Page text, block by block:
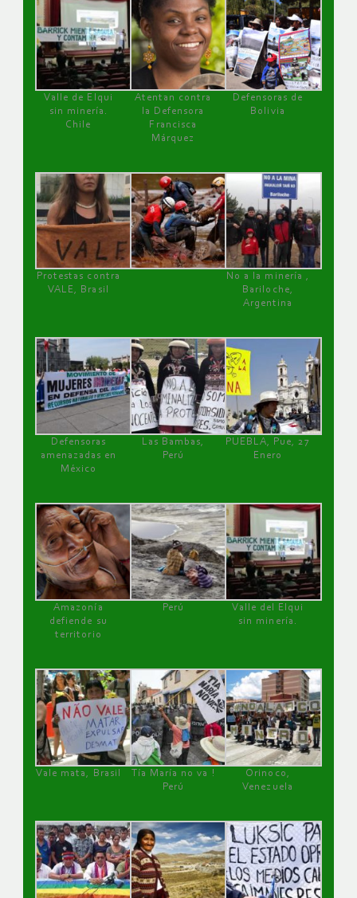
Valle de Elqui
sin minería.
Chile
Atentan contra
la Defensora
Francisca
Márquez
Defensoras de
Bolivia
Protestas contra
VALE, Brasil
No a la minería ,
Bariloche,
Argentina
Defensoras
amenazadas en
México
Las Bambas,
Perú
PUEBLA, Pue, 27
Enero
Amazonía
defiende su
territorio
Perú
Valle del Elqui
sin minería.
Vale mata, Brasil
Tía María no va !
Perú
Orinoco,
Venezuela